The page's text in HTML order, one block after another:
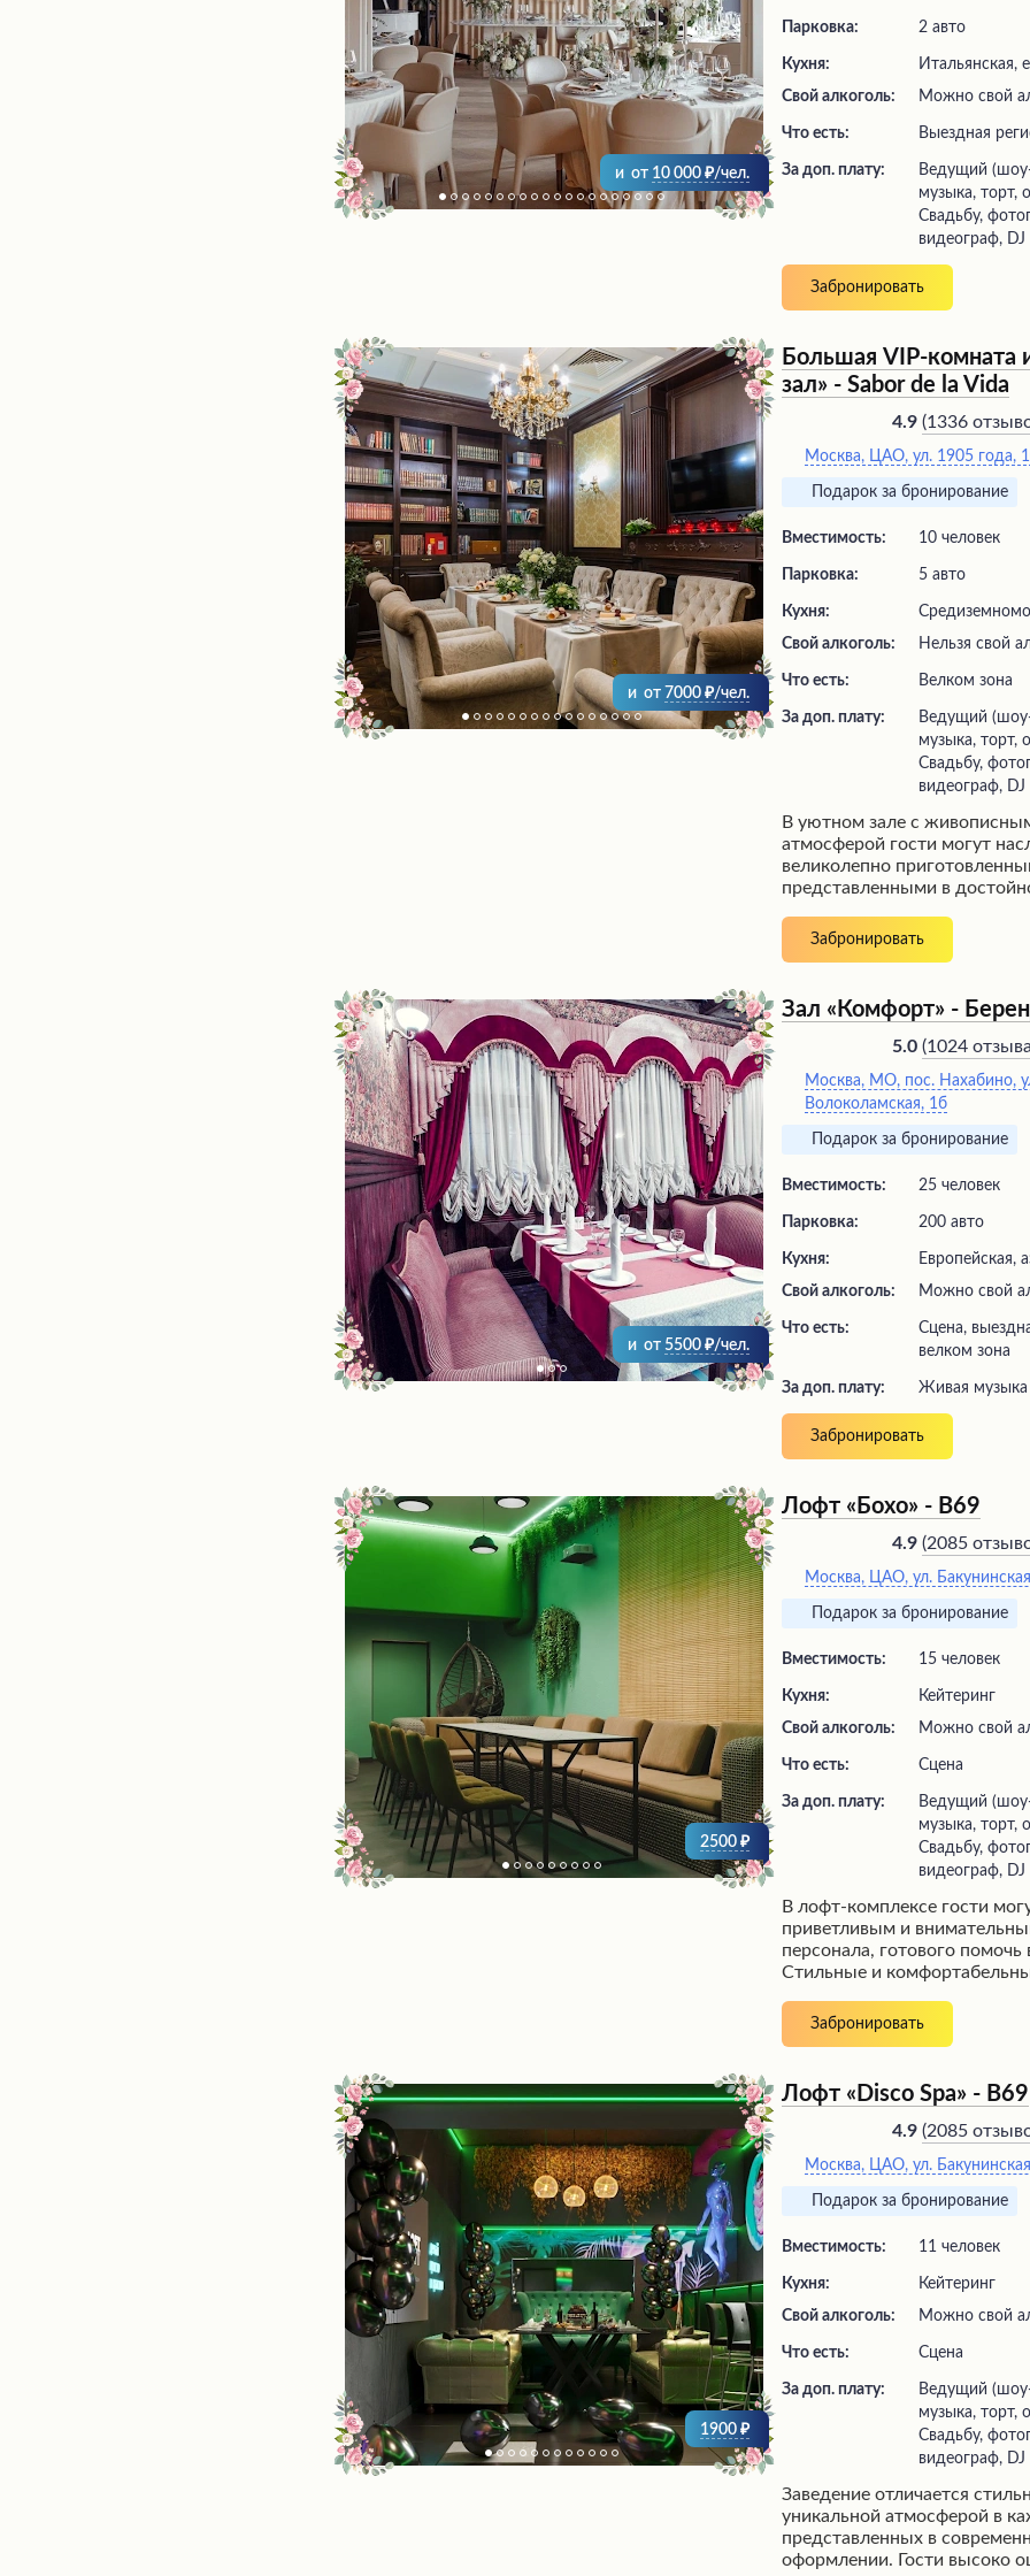
и от 10 000 /чел.
Парковка: 2 авто
Кухня:
Итальянская,
Свой алкоголь:
Можно свой
Что есть: выездная
За доп. плату:
ведущий (шоу-программа), живая
музыка, торт,
Свадьбу,
видеограф, DJ
Забронировать
и от 7000 /чел.
Большая VIP-комната
зал» - Sabor de la Vida
4.9 (1336
Москва, ЦАО, ул. 1905 года,
Подарок за бронирование
Вместимость: 10 человек
Парковка: 5 авто
Кухня:
Свой алкоголь:
Нельзя свой
Что есть: велком зона
За доп. плату:
ведущий (шоу-программа), живая
музыка, торт,
Свадьбу,
видеограф, DJ
В уютном зале с
атмосферой гости могут
великолепно
представленными в
создает атмосферу
музыка от талантливого
продуманная организация
индивидуальным подходом
заведение идеальным
торжественных
сервиса, безупречная
неповторимый вкус
шедевров позволяют
мере насладиться истинным
Забронировать
и от 5500 /чел.
Зал «Комфорт» -
5.0 (1024
Москва, МО, пос. Нахабино,
Волоколамская, 1б
Подарок за бронирование
Вместимость: 25 человек
Парковка: 200 авто
Кухня:
Европейская,
Свой алкоголь:
Можно свой
Что есть:
сцена, выездная регистрация,
велком зона
За доп. плату: живая музыка
Забронировать
2500
Лофт «Бохо» - В69
4.9 (2085
Москва, ЦАО, ул.
Подарок за бронирование
Вместимость: 15 человек
Кухня:
Кейтеринг
Свой алкоголь:
Можно свой
Что есть: сцена
За доп. плату:
ведущий (шоу-программа), живая
музыка, торт,
Свадьбу,
видеограф, DJ
В лофт-комплексе гости
приветливым и
персонала, готового
Стильные и
уюта и расслабления.
оценивают качественное
которые обеспечивают
Разнообразие лофтов
подходящий вариант на
кальяны дополняют
заведения. Гости остаются
профессиональным и
обслуживанием, а также
Забронировать
1900
Лофт «Disco Spa» - В69
4.9 (2085
Москва, ЦАО, ул.
Подарок за бронирование
Вместимость: 11 человек
Кухня:
Кейтеринг
Свой алкоголь:
Можно свой
Что есть: сцена
За доп. плату:
ведущий (шоу-программа), живая
музыка, торт,
Свадьбу,
видеограф, DJ
Заведение отличается
уникальной атмосферой в
представленных в
оформлении. Гости высоко